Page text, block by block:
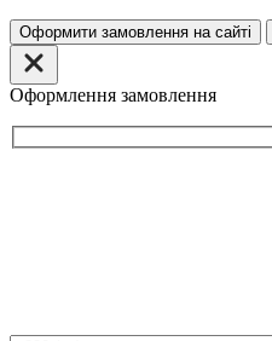
Оформити замовлення на сайті
Оформлення замовлення